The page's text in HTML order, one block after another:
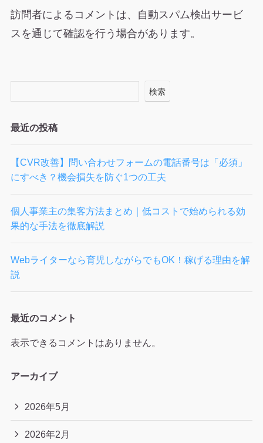
訪問者によるコメントは、自動スパム検出サービ
スを通じて確認を行う場合があります。
検索
最近の投稿
【CVR改善】問い合わせフォームの電話番号は「必須」
にすべき？機会損失を防ぐ1つの工夫
個人事業主の集客方法まとめ｜低コストで始められる効
果的な手法を徹底解説
Webライターなら育児しながらでもOK！稼げる理由を解
説
最近のコメント
表示できるコメントはありません。
アーカイブ
2026年5月
2026年2月